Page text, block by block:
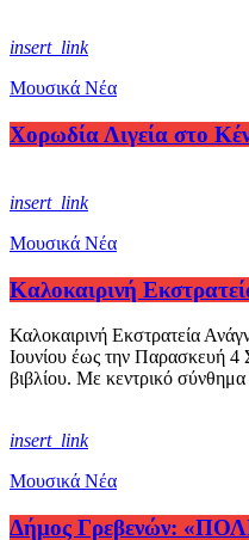
insert_link
Μουσικά Νέα
Χορωδία Λιγεία στο
insert_link
Μουσικά Νέα
Καλοκαιρινή
Καλοκαιρινή Εκστρατεία
Ιουνίου έως την Παρασκευή 4
βιβλίου. Με κεντρικό σύνθημα
insert_link
Μουσικά Νέα
Δήμος Γρεβενών: